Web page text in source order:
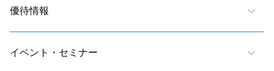
優待情報
イベント・セミナー